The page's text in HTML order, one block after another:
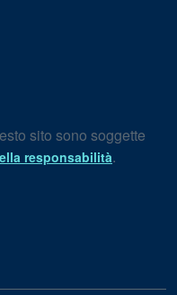
sito sono soggette
responsabilità.